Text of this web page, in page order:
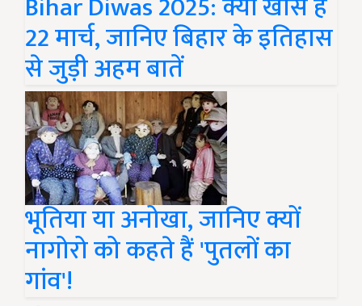
22 मार्च, जानिए बिहार के इतिहास
से जुड़ी अहम बातें
भूतिया या अनोखा, जानिए क्यों
नागोरो को कहते हैं 'पुतलों का
गांव'!